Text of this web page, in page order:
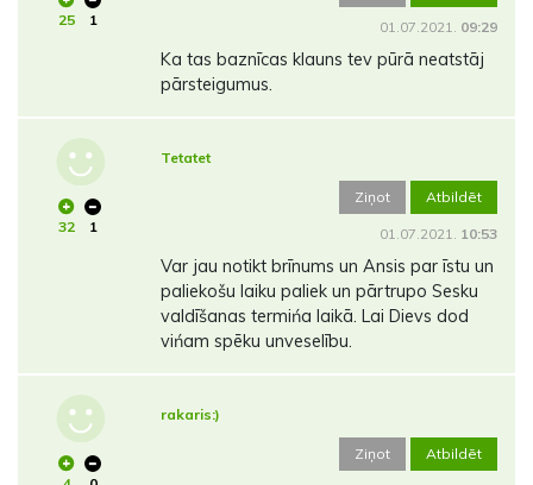
25 1 01.07.2021. 09:29
Ka tas baznīcas klauns tev pūrā neatstāj
pārsteigumus.
32 1
Tetatet
Ziņot Atbildēt
01.07.2021. 10:53
Var jau notikt brīnums un Ansis par īstu un
paliekošu laiku paliek un pārtrupo Sesku
valdīšanas termińa laikā. Lai Dievs dod
vińam spēku unveselību.
rakaris:)
Ziņot Atbildēt